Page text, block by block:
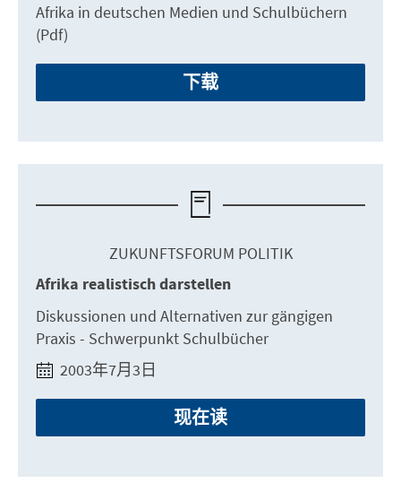
Afrika in deutschen Medien und Schulbüchern
(Pdf)
下载
ZUKUNFTSFORUM POLITIK
Afrika realistisch darstellen
Diskussionen und Alternativen zur gängigen
Praxis - Schwerpunkt Schulbücher
2003年7月3日
现在读